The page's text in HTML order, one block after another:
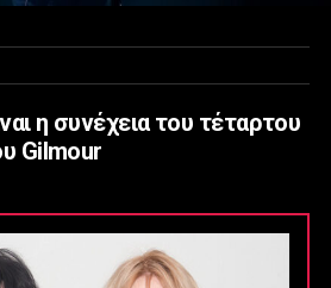
η συνέχεια του τέταρτου
Gilmour